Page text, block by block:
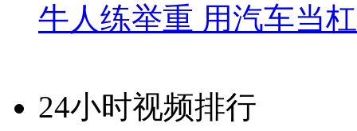
牛人练举重 用汽车当
24小时视频排行